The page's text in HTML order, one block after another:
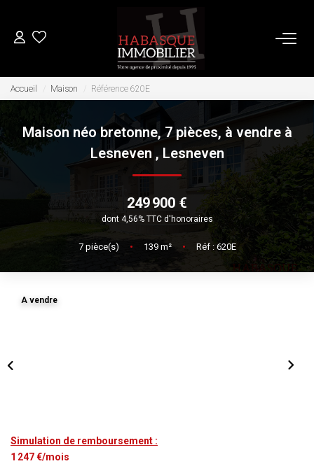
ACHETER
LOUER
VENDRE
Estimation
Actualités
Accueil Maison Référence 620E
Maison néo bretonne, 7 pièces, à vendre à
Lesneven , Lesneven
249 900 €
dont 4,56% TTC d'honoraires
7pièce(s) • 139m² • Réf : 620E
A vendre
Simulation de remboursement :
1 247 €/mois